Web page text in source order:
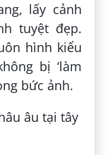
lấy cảnh
tuyệt đẹp.
hình kiểu
bị ‘làm
bức ảnh.